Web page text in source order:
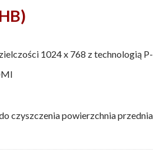
1024 x 768 z technologią
czyszczenia powierzchnia